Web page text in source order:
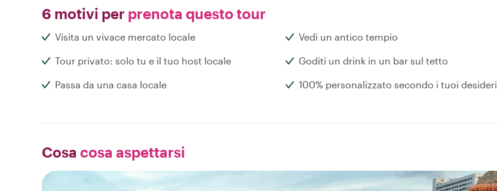
6 motivi per prenota questo tour
Visita un vivace mercato locale Vedi un antico tempio
Tour privato: solo tu e il tuo host locale Goditi un drink in un bar sul tetto
Passa da una casa locale 100% personalizzato secondo i tuoi desideri
Cosa cosa aspettarsi